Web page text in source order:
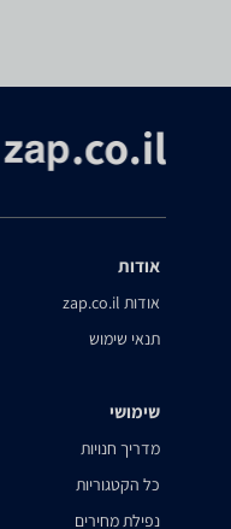
אודות
אודות zap.co.il
תנאי שימוש
שימושי
מדריך חנויות
כל הקטגוריות
נפילת מחירים